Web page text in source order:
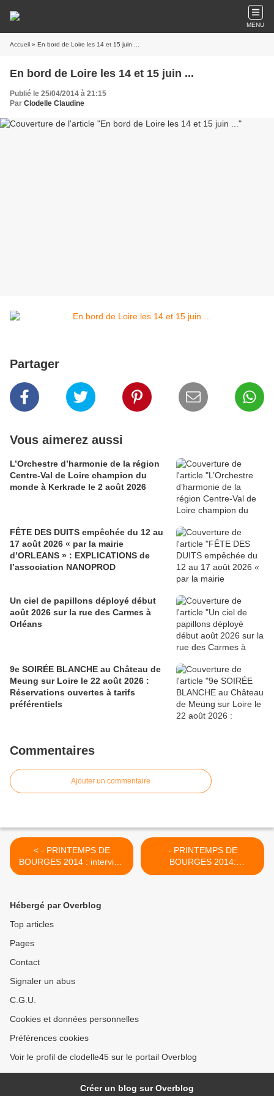
MENU
Accueil » En bord de Loire les 14 et 15 juin ...
En bord de Loire les 14 et 15 juin ...
Publié le 25/04/2014 à 21:15
Par Clodelle Claudine
Partager
Vous aimerez aussi
L’Orchestre d’harmonie de la région
Centre-Val de Loire champion du
monde à Kerkrade le 2 août 2026
FÊTE DES DUITS empêchée du 12 au
17 août 2026 « par la mairie
d’ORLEANS » : EXPLICATIONS de
l’association NANOPROD
Un ciel de papillons déployé début
août 2026 sur la rue des Carmes à
Orléans
9e SOIRÉE BLANCHE au Château de
Meung sur Loire le 22 août 2026 :
Réservations ouvertes à tarifs
préférentiels
Commentaires
Ajouter un commentaire
< - PRINTEMPS DE
BOURGES 2014 : interview
de CASCADEUR avant son
- PRINTEMPS DE
BOURGES 2014:
conférence de presse de
Hébergé par Overblog
Top articles
Pages
Contact
Signaler un abus
C.G.U.
Cookies et données personnelles
Préférences cookies
Voir le profil de clodelle45 sur le portail Overblog
Créer un blog sur Overblog